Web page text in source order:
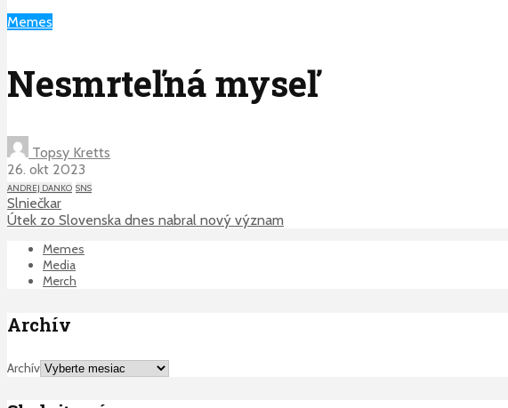
Memes
Nesmrteľná myseľ
Topsy Kretts
26. okt 2023
ANDREJ DANKO SNS
Slniečkar
Útek zo Slovenska dnes nabral nový význam
Memes
Media
Merch
Archív
Archív